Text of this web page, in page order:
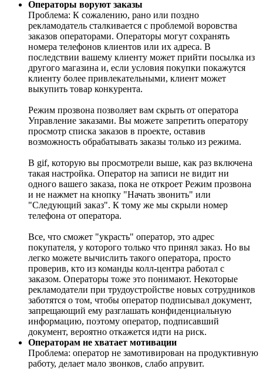
Операторы воруют заказы
Проблема: К сожалению, рано или поздно
рекламодатель сталкивается с проблемой воровства
заказов операторами. Операторы могут сохранять
номера телефонов клиентов или их адреса. В
последствии вашему клиенту может прийти посылка из
другого магазина и, если условия покупки покажутся
клиенту более привлекательными, клиент может
выкупить товар конкурента.
Режим прозвона позволяет вам скрыть от оператора
Управление заказами. Вы можете запретить оператору
просмотр списка заказов в проекте, оставив
возможность обрабатывать заказы только из режима.
В gif, которую вы просмотрели выше, как раз включена
такая настройка. Оператор на записи не видит ни
одного вашего заказа, пока не откроет Режим прозвона
и не нажмет на кнопку "Начать звонить" или
"Следующий заказ". К тому же мы скрыли номер
телефона от оператора.
Все, что сможет "украсть" оператор, это адрес
покупателя, у которого только что принял заказ. Но вы
легко можете вычислить такого оператора, просто
проверив, кто из команды колл-центра работал с
заказом. Операторы тоже это понимают. Некоторые
рекламодатели при трудоустройстве новых сотрудников
заботятся о том, чтобы оператор подписывал документ,
запрещающий ему разглашать конфиденциальную
информацию, поэтому оператор, подписавший
документ, вероятно откажется идти на риск.
Операторам не хватает мотивации
Проблема: оператор не замотивирован на продуктивную
работу, делает мало звонков, слабо апрувит.